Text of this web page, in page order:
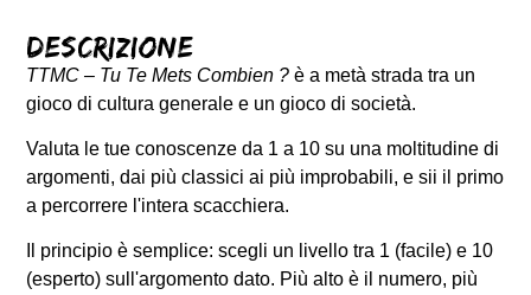
Descrizione
TTMC – Tu Te Mets Combien ? è a metà strada tra un
gioco di cultura generale e un gioco di società.
Valuta le tue conoscenze da 1 a 10 su una moltitudine di
argomenti, dai più classici ai più improbabili, e sii il primo
a percorrere l'intera scacchiera.
Il principio è semplice: scegli un livello tra 1 (facile) e 10
(esperto) sull'argomento dato. Più alto è il numero, più